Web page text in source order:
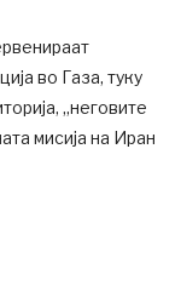
во Газа, туку
„неговите
мисија на Иран